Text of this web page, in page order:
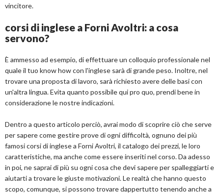
vincitore.
corsi di inglese a Forni Avoltri: a cosa
servono?
È ammesso ad esempio, di effettuare un colloquio professionale nel
quale il tuo know how con l'inglese sarà di grande peso. Inoltre, nel
trovare una proposta di lavoro, sarà richiesto avere delle basi con
un'altra lingua. Evita quanto possibile qui pro quo, prendi bene in
considerazione le nostre indicazioni.
Dentro a questo articolo perciò, avrai modo di scoprire ciò che serve
per sapere come gestire prove di ogni difficoltà, ognuno dei più
famosi corsi di inglese a Forni Avoltri, il catalogo dei prezzi, le loro
caratteristiche, ma anche come essere inseriti nel corso. Da adesso
in poi, ne saprai di più su ogni cosa che devi sapere per spalleggiarti e
aiutarti a trovare le giuste motivazioni. Le realtà che hanno questo
scopo, comunque, si possono trovare dappertutto tenendo anche a